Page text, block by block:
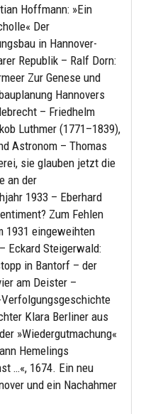
Hoffmann: »Ein
Der
in Hannover-
Republik – Ralf Dorn:
Zur Genese und
Hannovers
– Friedhelm
Luthmer (1771–1839),
Astronom – Thomas
sie glauben jetzt die
an der
1933 – Eberhard
Zum Fehlen
1931 eingeweihten
Eckard Steigerwald:
in Bantorf – der
am Deister –
Klara Berliner aus
»Wiedergutmachung«
Hemelings
…«, 1674. Ein neu
und ein Nachahmer